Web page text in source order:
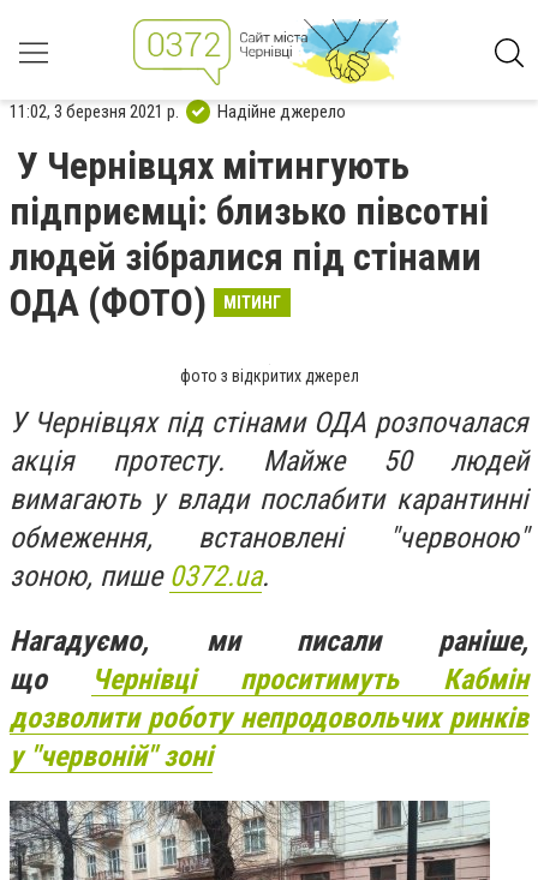
11:02, 3 березня 2021 р. Надійне джерело
У Чернівцях мітингують
підприємці: близько півсотні
людей зібралися під стінами
ОДА (ФОТО)
МІТИНГ
фото з відкритих джерел
У Чернівцях під стінами ОДА розпочалася
акція протесту. Майже 50 людей
вимагають у влади послабити карантинні
обмеження, встановлені "червоною"
зоною, пише 0372.ua.
Нагадуємо, ми писали раніше,
що
Чернівці проситимуть Кабмін
дозволити роботу непродовольчих ринків
у "червоній" зоні